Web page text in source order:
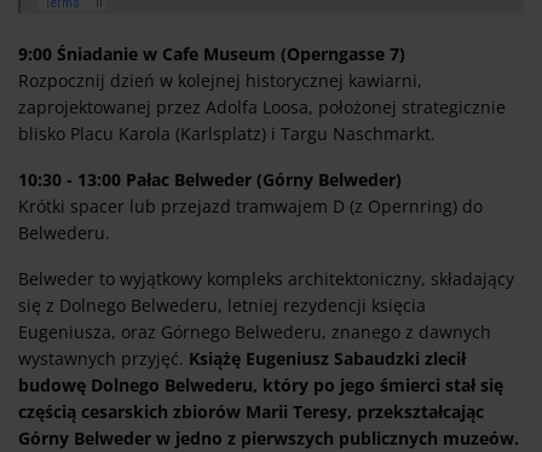
9:00 Śniadanie w Cafe Museum (Operngasse 7)
Rozpocznij dzień w kolejnej historycznej kawiarni,
zaprojektowanej przez Adolfa Loosa, położonej strategicznie
blisko Placu Karola (Karlsplatz) i Targu Naschmarkt.
10:30 - 13:00 Pałac Belweder (Górny Belweder)
Krótki spacer lub przejazd tramwajem D (z Opernring) do
Belwederu.
Belweder to wyjątkowy kompleks architektoniczny, składający
się z Dolnego Belwederu, letniej rezydencji księcia
Eugeniusza, oraz Górnego Belwederu, znanego z dawnych
wystawnych przyjęć. Książę Eugeniusz Sabaudzki zlecił
budowę Dolnego Belwederu, który po jego śmierci stał się
częścią cesarskich zbiorów Marii Teresy, przekształcając
Górny Belweder w jedno z pierwszych publicznych muzeów.